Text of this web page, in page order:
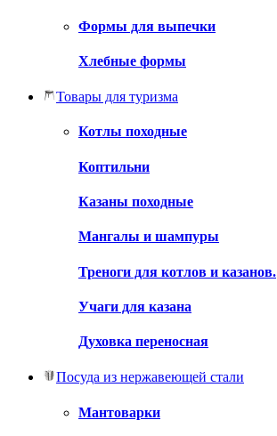
Формы для выпечки
Хлебные формы
Товары для туризма
Котлы походные
Коптильни
Казаны походные
Мангалы и шампуры
Треноги для котлов и казанов.
Учаги для казана
Духовка переносная
Посуда из нержавеющей стали
Мантоварки